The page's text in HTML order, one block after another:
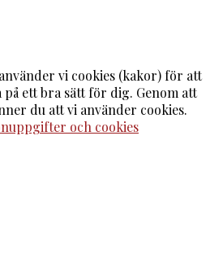
vi cookies (kakor) för att
ett bra sätt för dig. Genom att
du att vi använder cookies.
och cookies